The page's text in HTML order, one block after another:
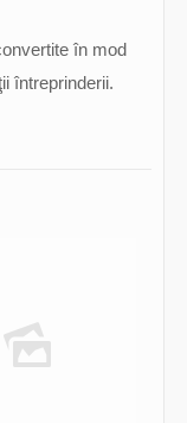
în mod
întreprinderii.